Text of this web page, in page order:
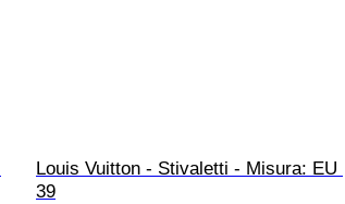
Louis Vuitton - Stivaletti - Misura: EU
39